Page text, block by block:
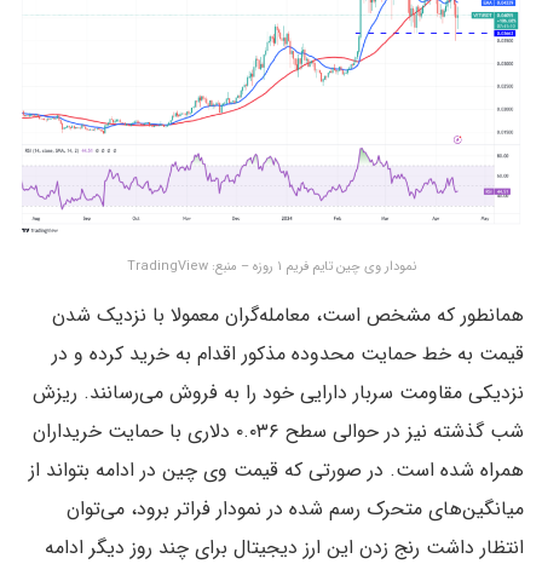
نمودار وی چین تایم فریم ۱ روزه – منبع: TradingView
همانطور که مشخص است، معامله‌گران معمولا با نزدیک شدن
قیمت به خط حمایت محدوده مذکور اقدام به خرید کرده و در
نزدیکی مقاومت سربار دارایی خود را به فروش می‌رسانند. ریزش
شب گذشته نیز در حوالی سطح ۰.۰۳۶ دلاری با حمایت خریداران
همراه شده است. در صورتی که قیمت وی چین در ادامه بتواند از
میانگین‌های متحرک رسم شده در نمودار فراتر برود، می‌توان
انتظار داشت رنج زدن این ارز دیجیتال برای چند روز دیگر ادامه